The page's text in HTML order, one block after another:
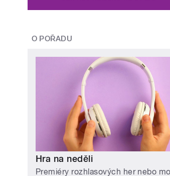
O POŘADU
Hra na neděli
Premiéry rozhlasových her nebo